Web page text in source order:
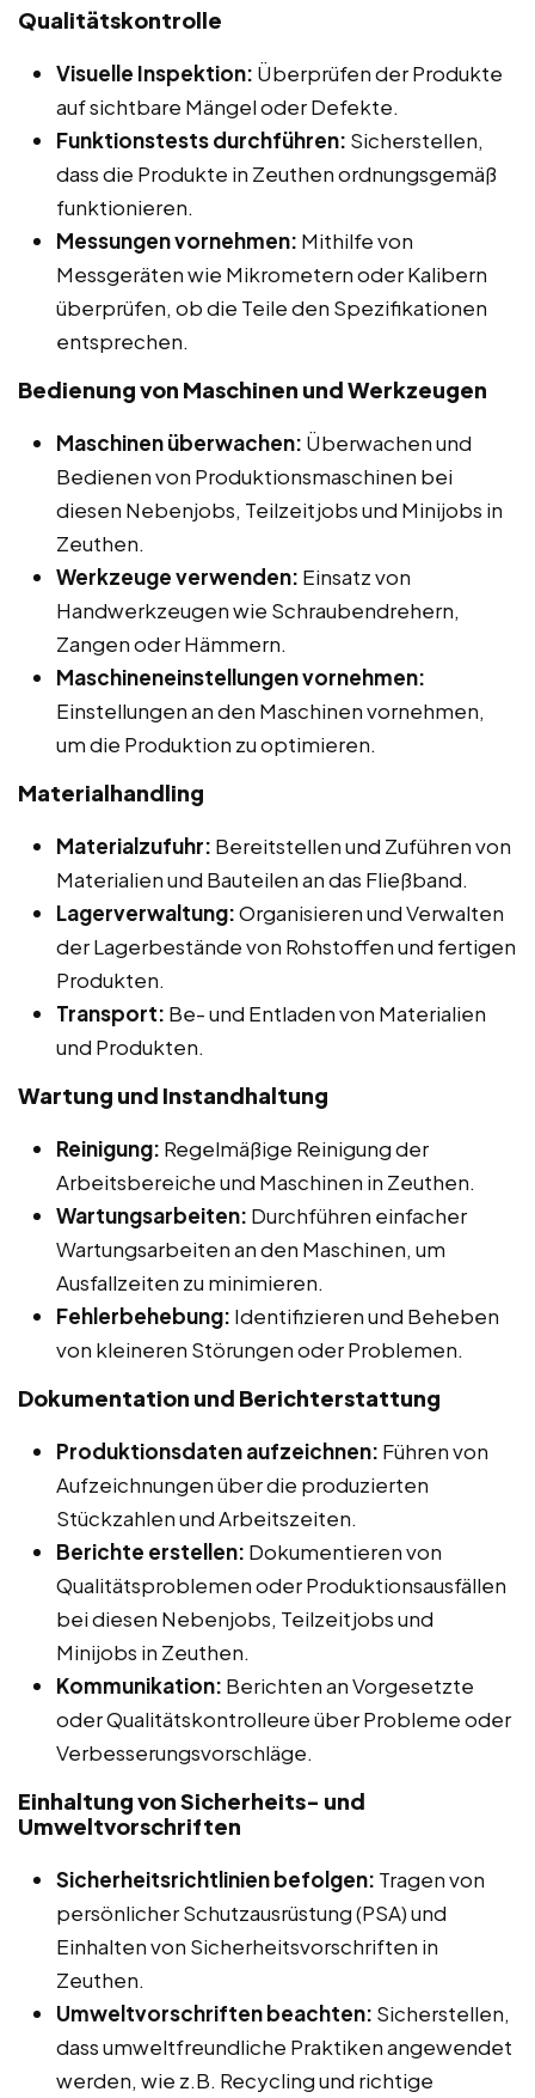
Qualitätskontrolle
Visuelle Inspektion: Überprüfen der Produkte
auf sichtbare Mängel oder Defekte.
Funktionstests durchführen: Sicherstellen,
dass die Produkte in Zeuthen ordnungsgemäß
funktionieren.
Messungen vornehmen: Mithilfe von
Messgeräten wie Mikrometern oder Kalibern
überprüfen, ob die Teile den Spezifikationen
entsprechen.
Bedienung von Maschinen und Werkzeugen
Maschinen überwachen: Überwachen und
Bedienen von Produktionsmaschinen bei
diesen Nebenjobs, Teilzeitjobs und Minijobs in
Zeuthen.
Werkzeuge verwenden: Einsatz von
Handwerkzeugen wie Schraubendrehern,
Zangen oder Hämmern.
Maschineneinstellungen vornehmen:
Einstellungen an den Maschinen vornehmen,
um die Produktion zu optimieren.
Materialhandling
Materialzufuhr: Bereitstellen und Zuführen von
Materialien und Bauteilen an das Fließband.
Lagerverwaltung:Organisieren und Verwalten
der Lagerbestände von Rohstoffen und fertigen
Produkten.
Transport: Be- und Entladen von Materialien
und Produkten.
Wartung und Instandhaltung
Reinigung: Regelmäßige Reinigung der
Arbeitsbereiche und Maschinen in Zeuthen.
Wartungsarbeiten: Durchführen einfacher
Wartungsarbeiten an den Maschinen, um
Ausfallzeiten zu minimieren.
Fehlerbehebung: Identifizieren und Beheben
von kleineren Störungen oder Problemen.
Dokumentation und Berichterstattung
Produktionsdaten aufzeichnen: Führen von
Aufzeichnungen über die produzierten
Stückzahlen und Arbeitszeiten.
Berichte erstellen: Dokumentieren von
Qualitätsproblemen oder Produktionsausfällen
bei diesen Nebenjobs, Teilzeitjobs und
Minijobs in Zeuthen.
Kommunikation: Berichten an Vorgesetzte
oder Qualitätskontrolleure über Probleme oder
Verbesserungsvorschläge.
Einhaltung von Sicherheits- und
Umweltvorschriften
Sicherheitsrichtlinien befolgen: Tragen von
persönlicher Schutzausrüstung (PSA) und
Einhalten von Sicherheitsvorschriften in
Zeuthen.
Umweltvorschriften beachten: Sicherstellen,
dass umweltfreundliche Praktiken angewendet
werden, wie z.B. Recycling und richtige